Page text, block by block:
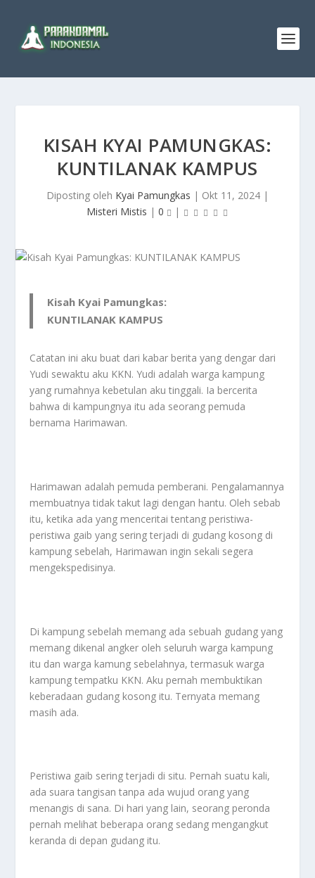
KISAH KYAI PAMUNGKAS:
KUNTILANAK KAMPUS
Diposting oleh Kyai Pamungkas | Okt 11, 2024 |
Misteri Mistis | 0 |
Kisah Kyai Pamungkas:
KUNTILANAK KAMPUS
Catatan ini aku buat dari kabar berita yang dengar dari
Yudi sewaktu aku KKN. Yudi adalah warga kampung
yang rumahnya kebetulan aku tinggali. Ia bercerita
bahwa di kampungnya itu ada seorang pemuda
bernama Harimawan.
Harimawan adalah pemuda pemberani. Pengalamannya
membuatnya tidak takut lagi dengan hantu. Oleh sebab
itu, ketika ada yang menceritai tentang peristiwa-
peristiwa gaib yang sering terjadi di gudang kosong di
kampung sebelah, Harimawan ingin sekali segera
mengekspedisinya.
Di kampung sebelah memang ada sebuah gudang yang
memang dikenal angker oleh seluruh warga kampung
itu dan warga kamung sebelahnya, termasuk warga
kampung tempatku KKN. Aku pernah membuktikan
keberadaan gudang kosong itu. Ternyata memang
masih ada.
Peristiwa gaib sering terjadi di situ. Pernah suatu kali,
ada suara tangisan tanpa ada wujud orang yang
menangis di sana. Di hari yang lain, seorang peronda
pernah melihat beberapa orang sedang mengangkut
keranda di depan gudang itu.